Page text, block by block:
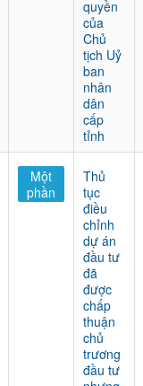
quyền
của
Chủ
tịch Uỷ
ban
nhân
dân
cấp
tỉnh
Một
phần
Thủ
tục
điều
chỉnh
dự án
đầu tư
đã
được
chấp
thuận
chủ
trương
đầu tư